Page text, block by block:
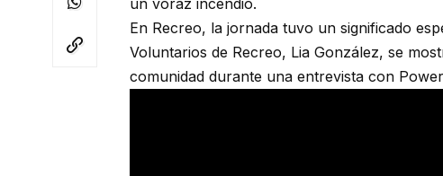
un voraz incendio.
En Recreo, la jornada tuvo un significado
Voluntarios de Recreo, Lia González, se
comunidad durante una entrevista con